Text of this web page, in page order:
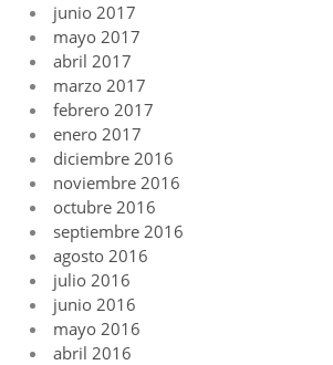
junio 2017
mayo 2017
abril 2017
marzo 2017
febrero 2017
enero 2017
diciembre 2016
noviembre 2016
octubre 2016
septiembre 2016
agosto 2016
julio 2016
junio 2016
mayo 2016
abril 2016